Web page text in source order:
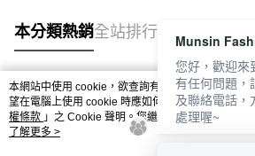
本分類熱銷全站排行
熱門標籤
本網站中使用 cookie，欲查詢有關本網站使用
望在電腦上使用 cookie 時應如何變更電腦的 cookie
權條款 」之 Cookie 聲明。您繼續使用本網站即表
用條款之 Cookie 聲明使用 cookie。
了解更多 >
Munsin
您好，歡迎來
有任何問題，
及聯絡電話，
處理喔~